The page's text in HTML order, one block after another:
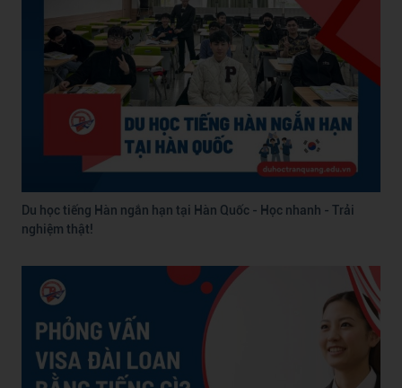
Du học tiếng Hàn ngắn hạn tại Hàn Quốc - Học nhanh - Trải
nghiệm thật!